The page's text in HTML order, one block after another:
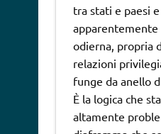
tra stati e paesi
odierna, propria
relazioni
funge da anello
È la logica che
altamente